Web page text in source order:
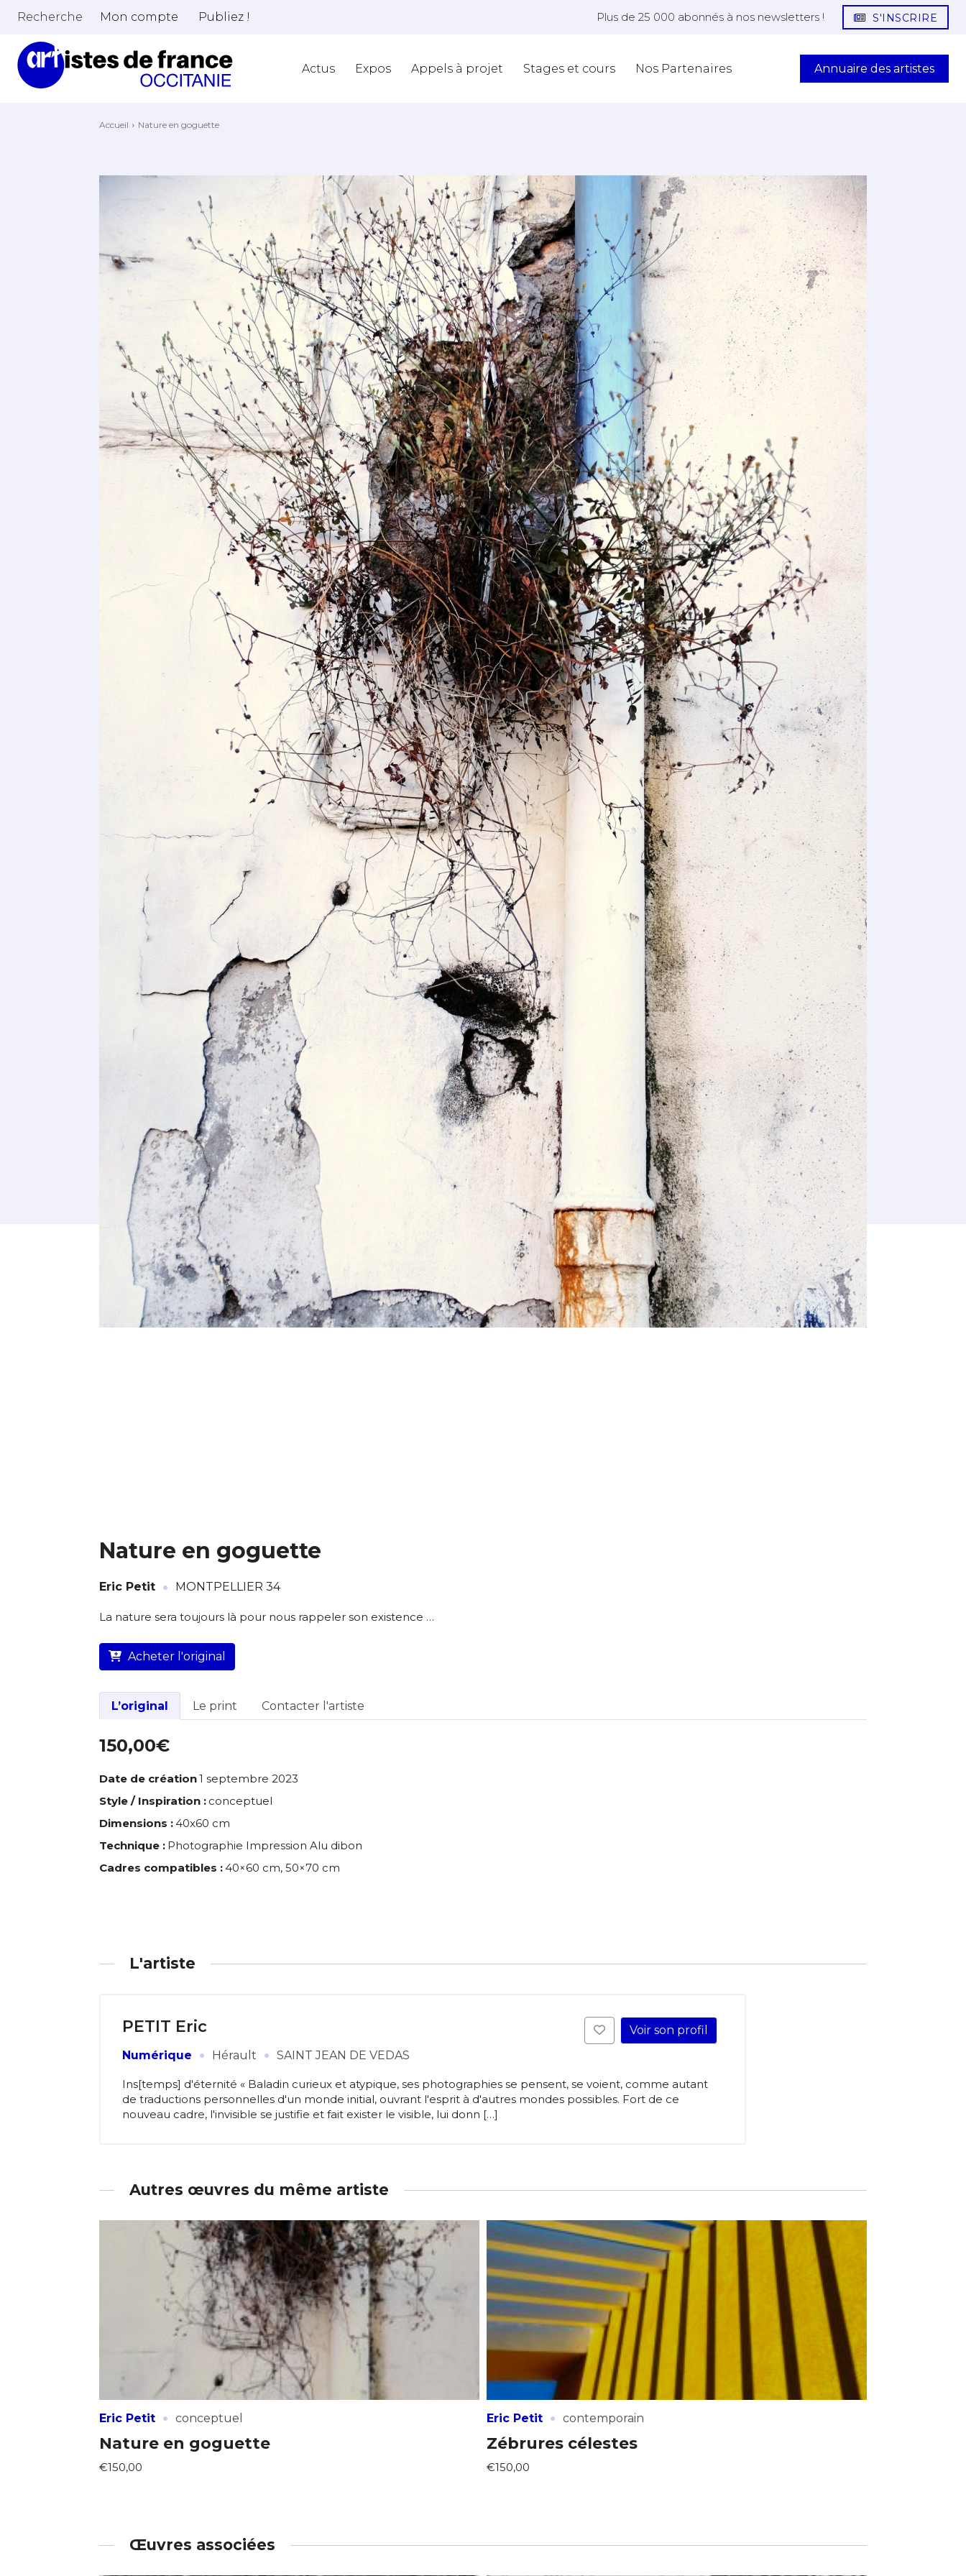
Adresse email*
Nom
Prénom
Statut / Organisation
J'accepte les termes et conditions
* Champ obligatoire
Adresse email*
Nom
Prénom
Statut / Organisation
J'accepte lestermes et conditions
Recherche Mon compte Publiez ! Plus de 25 000 abonnés à nos newsletters ! S'INSCRIRE
Actus Expos Appels à projet Stages et cours Nos Partenaires Annuaire des artistes
Accueil Nature en goguette
À propos de cette œuvre
L’artiste assume l’entière responsabilité de cette annonce ainsi que la vente et la livraison de l’œuvre originale.
Nature en goguette
Eric Petit · MONTPELLIER 34
La nature sera toujours là pour nous rappeler son existence …
Acheter l'original
L’original Le print Contacter l'artiste
150,00€
Date de création1 septembre 2023
Style / Inspiration : conceptuel
Dimensions :40x60 cm
Technique : Photographie Impression Alu dibon
Cadres compatibles :40×60 cm, 50×70 cm
L'artiste
PETIT Eric
Numérique · Hérault · SAINT JEAN DE VEDAS
Voir son profil
Ins[temps] d'éternité « Baladin curieux et atypique, ses photographies se pensent, se voient, comme autant
de traductions personnelles d'un monde initial, ouvrant l'esprit à d'autres mondes possibles. Fort de ce
nouveau cadre, l'invisible se justifie et fait exister le visible, lui donn […]
Autres œuvres du même artiste
Eric Petit · conceptuel
Nature en goguette
€150,00
Eric Petit · contemporain
Zébrures célestes
€150,00
Œuvres associées